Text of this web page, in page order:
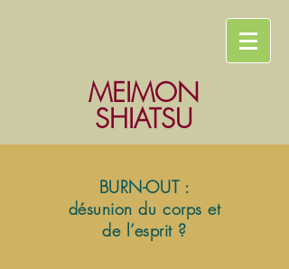
MEIMON
SHIATSU
BURN-OUT :
désunion du corps et
de l’esprit ?